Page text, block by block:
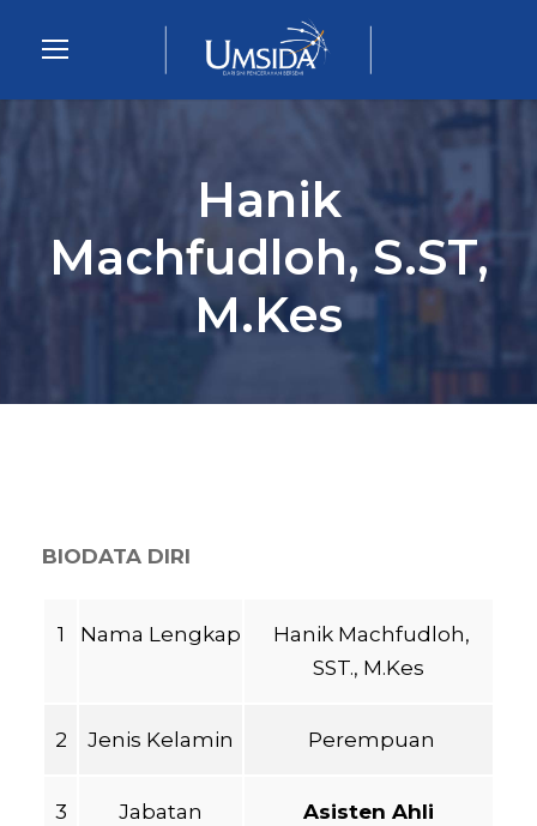
Hanik
Machfudloh, S.ST,
M.Kes
BIODATA DIRI
1 Nama Lengkap
Hanik Machfudloh,
SST., M.Kes
2 Jenis Kelamin Perempuan
3
Jabatan
Asisten Ahli